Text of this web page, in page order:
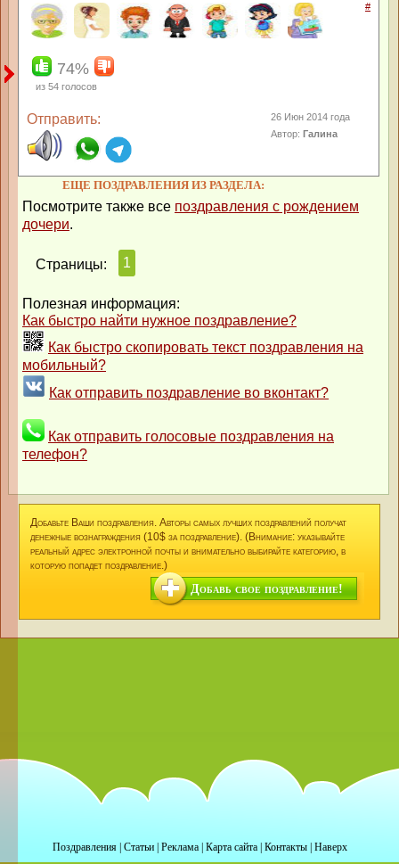
#
74%
из 54 голосов
Отправить:
26 Июн 2014 года
Автор:Галина
ЕЩЕ ПОЗДРАВЛЕНИЯ ИЗ РАЗДЕЛА:
Посмотрите также все поздравления с рождением
дочери.
Страницы: 1
Полезная информация:
Как быстро найти нужное поздравление?
Как быстро скопировать текст поздравления на
мобильный?
Как отправить поздравление во вконтакт?
Как отправить голосовые поздравления на
телефон?
Добавьте Ваши поздравления. Авторы самых лучших поздравлений получат
денежные вознаграждения (10$ за поздравление). (Внимание: указывайте
реальный адрес электронной почты и внимательно выбирайте категорию, в
которую попадет поздравление.)
Добавь свое поздравление!
Поздравления| Статьи| Реклама| Карта сайта| Контакты| Наверх